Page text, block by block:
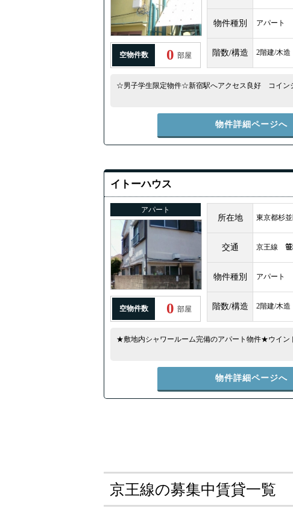
空物件数 0 部屋
物件種別 アパート
階数/構造 2階建/木造
☆男子学生限定物件☆新宿駅へアクセス良好 コイン
物件詳細ページへ
イトーハウス
アパート
空物件数 0 部屋
所在地 東京都杉
交通 京王線
物件種別 アパート
階数/構造 2階建/木造
★敷地内シャワールーム完備のアパート物件★ウイン
物件詳細ページへ
京王線の募集中賃貸一覧